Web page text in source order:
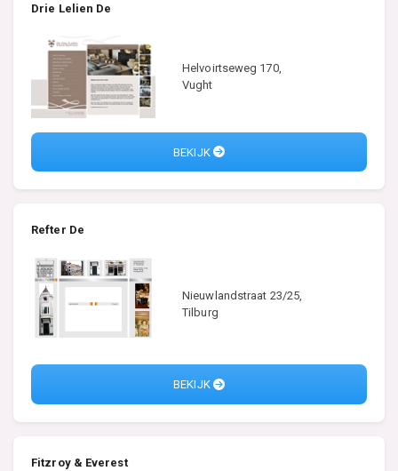
Drie Lelien De
Helvoirtseweg 170,
Vught
BEKIJK
Refter De
Nieuwlandstraat 23/25,
Tilburg
BEKIJK
Fitzroy & Everest